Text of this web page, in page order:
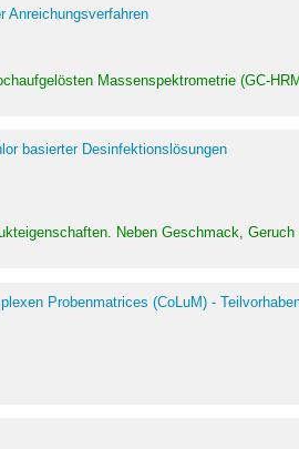
Anreichungsverfahren
Massenspektrometrie (GC-
basierter Desinfektionslösungen
Neben Geschmack, Geruch
Probenmatrices (CoLuM) -